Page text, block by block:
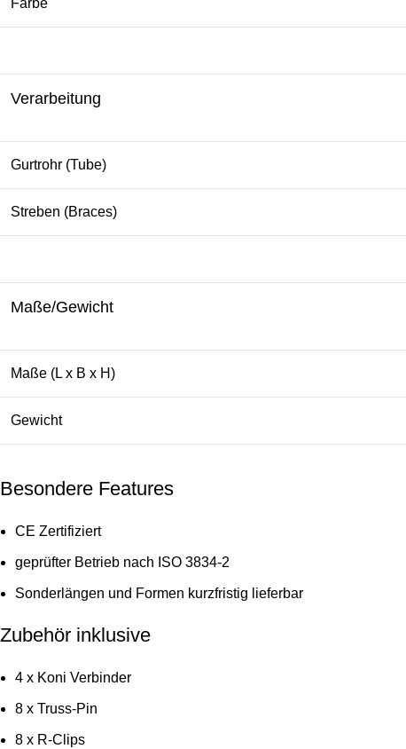
Farbe
Verarbeitung
Gurtrohr (Tube)
Streben (Braces)
Maße/Gewicht
Maße (L x B x H)
Gewicht
Besondere Features
CE Zertifiziert
geprüfter Betrieb nach ISO 3834-2
Sonderlängen und Formen kurzfristig lieferbar
Zubehör inklusive
4 x Koni Verbinder
8 x Truss-Pin
8 x R-Clips